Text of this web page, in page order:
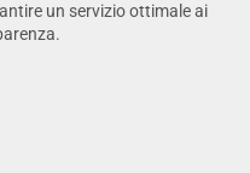
un servizio ottimale ai